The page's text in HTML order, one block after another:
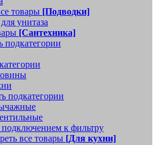
товары [Подводки]
унитаза
[Сантехника]
подкатегории
подкатегории
к фильтру
все товары [Для кухни]